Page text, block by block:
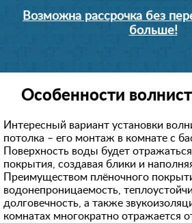
Возможна рассрочка без
больше!
Особенности
Интересный вариант установки
потолка – его монтаж в комнате с
Поверхность воды будет
покрытия, создавая блики и
Преимуществом плёночного
водонепроницаемость,
долговечность, а также
комнатах многократно отражается